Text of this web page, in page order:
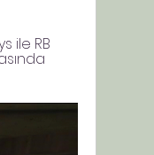
ile RB